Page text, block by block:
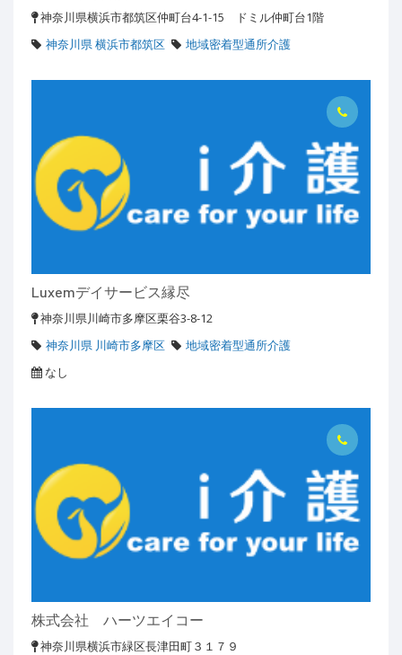
神奈川県横浜市都筑区仲町台4-1-15 ドミル仲町台1階
神奈川県 横浜市都筑区
地域密着型通所介護
Luxemデイサービス縁尽
神奈川県川崎市多摩区栗谷3-8-12
神奈川県 川崎市多摩区
地域密着型通所介護
なし
株式会社 ハーツエイコー
神奈川県横浜市緑区長津田町３１７９